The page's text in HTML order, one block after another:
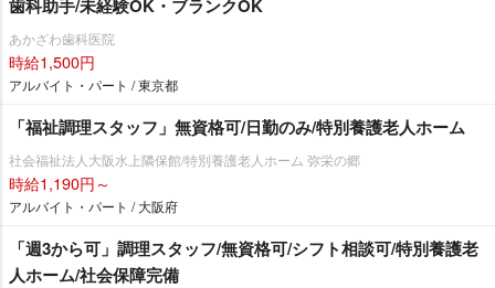
歯科助手/未経験OK・ブランクOK
あかざわ歯科医院
時給1,500円
アルバイト・パート / 東京都
「福祉調理スタッフ」無資格可/日勤のみ/特別養護老人ホーム
社会福祉法人大阪水上隣保館/特別養護老人ホーム 弥栄の郷
時給1,190円～
アルバイト・パート / 大阪府
「週3から可」調理スタッフ/無資格可/シフト相談可/特別養護老
人ホーム/社会保障完備